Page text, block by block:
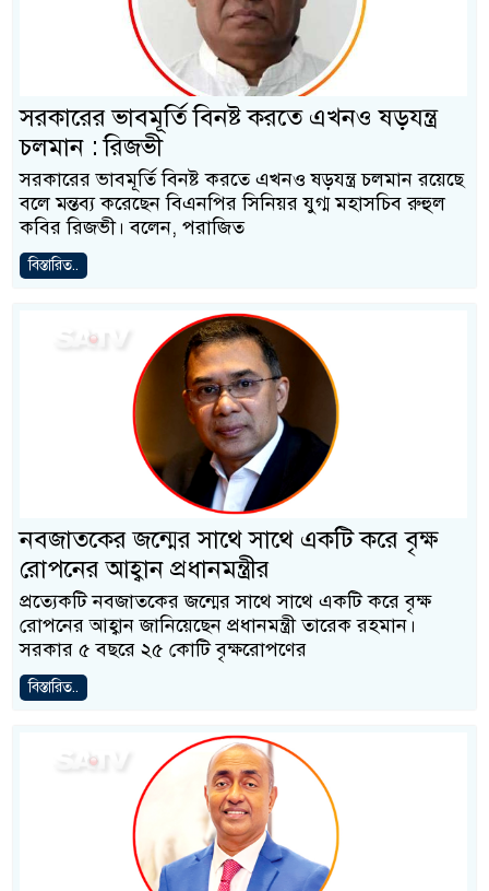
সরকারের ভাবমূর্তি বিনষ্ট করতে এখনও ষড়যন্ত্র
চলমান : রিজভী
সরকারের ভাবমূর্তি বিনষ্ট করতে এখনও ষড়যন্ত্র চলমান রয়েছে
বলে মন্তব্য করেছেন বিএনপির সিনিয়র যুগ্ম মহাসচিব রুহুল
কবির রিজভী। বলেন, পরাজিত
বিস্তারিত..
নবজাতকের জন্মের সাথে সাথে একটি করে বৃক্ষ
রোপনের আহ্বান প্রধানমন্ত্রীর
প্রত্যেকটি নবজাতকের জন্মের সাথে সাথে একটি করে বৃক্ষ
রোপনের আহ্বান জানিয়েছেন প্রধানমন্ত্রী তারেক রহমান।
সরকার ৫ বছরে ২৫ কোটি বৃক্ষরোপণের
বিস্তারিত..